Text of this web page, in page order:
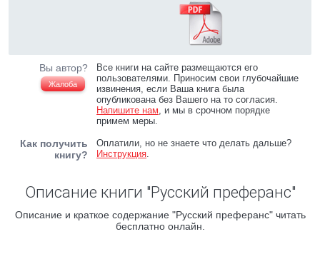
Вы автор?
Жалоба
Все книги на сайте размещаются его
пользователями. Приносим свои глубочайшие
извинения, если Ваша книга была
опубликована без Вашего на то согласия.
Напишите нам, и мы в срочном порядке
примем меры.
Как получить
книгу?
Оплатили, но не знаете что делать дальше?
Инструкция.
Описание книги "Русский преферанс"
Описание и краткое содержание "Русский преферанс" читать
бесплатно онлайн.